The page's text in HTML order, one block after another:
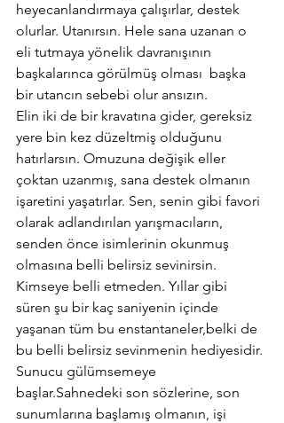
heyecanlandırmaya çalışırlar, destek
olurlar. Utanırsın. Hele sana uzanan o
eli tutmaya yönelik davranışının
başkalarınca görülmüş olması  başka
bir utancın sebebi olur ansızın.
Elin iki de bir kravatına gider, gereksiz
yere bin kez düzeltmiş olduğunu
hatırlarsın. Omuzuna değişik eller
çoktan uzanmış, sana destek olmanın
işaretini yaşatırlar. Sen, senin gibi favori
olarak adlandırılan yarışmacıların,
senden önce isimlerinin okunmuş
olmasına belli belirsiz sevinirsin.
Kimseye belli etmeden. Yıllar gibi
süren şu bir kaç saniyenin içinde
yaşanan tüm bu enstantaneler,belki de
bu belli belirsiz sevinmenin hediyesidir.
Sunucu gülümsemeye
başlar.Sahnedeki son sözlerine, son
sunumlarına başlamış olmanın, işi